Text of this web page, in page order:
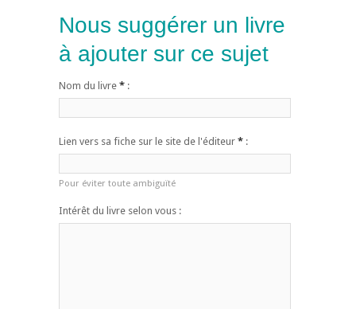
Nous suggérer un livre
à ajouter sur ce sujet
Nom du livre * :
Lien vers sa fiche sur le site de l'éditeur * :
Pour éviter toute ambiguïté
Intérêt du livre selon vous :